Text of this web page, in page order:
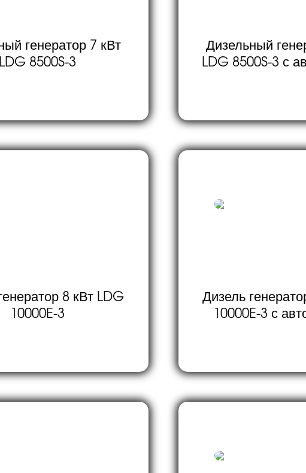
генератор 7 кВт
LDG 8500S-3
Дизельный
LDG 8500S-3 с
8 кВт LDG
10000E-3
Дизель
10000E-3 с